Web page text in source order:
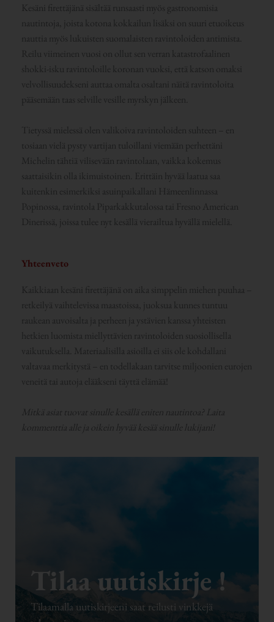
Kesäni firettäjänä sisältää runsaasti myös gastronomisia
nautintoja, joista kotona kokkailun lisäksi on suuri etuoikeus
nauttia myös lukuisten suomalaisten ravintoloiden antimista.
Reilu viimeinen vuosi on ollut sen verran katastrofaalinen
shokki-isku ravintoloille koronan vuoksi, että katson omaksi
velvollisuudekseni auttaa omalta osaltani näitä ravintoloita
pääsemään taas selville vesille myrskyn jälkeen.
Tietyssä mielessä olen valikoiva ravintoloiden suhteen – en
tosiaan vielä pysty vartijan tuloillani viemään perhettäni
Michelin tähtiä vilisevään ravintolaan, vaikka kokemus
saattaisikin olla ikimuistoinen. Erittäin hyvää laatua saa
kuitenkin esimerkiksi asuinpaikallani Hämeenlinnassa
Popinossa, ravintola Piparkakkutalossa tai Fresno American
Dinerissä, joissa tulee nyt kesällä vierailtua hyvällä mielellä.
Yhteenveto
Kaikkiaan kesäni firettäjänä on aika simppelin miehen puuhaa –
retkeilyä vaihtelevissa maastoissa, juoksua kunnes tuntuu
raukean auvoisalta ja perheen ja ystävien kanssa yhteisten
hetkien luomista miellyttävien ravintoloiden suosiollisella
vaikutuksella. Materiaalisilla asioilla ei siis ole kohdallani
valtavaa merkitystä – en todellakaan tarvitse miljoonien eurojen
veneitä tai autoja elääkseni täyttä elämää!
Mitkä asiat tuovat sinulle kesällä eniten nautintoa? Laita
kommenttia alle ja oikein hyvää kesää sinulle lukijani!
Tilaa uutiskirje !
Tilaamalla uutiskirjeeni saat reilusti vinkkejä